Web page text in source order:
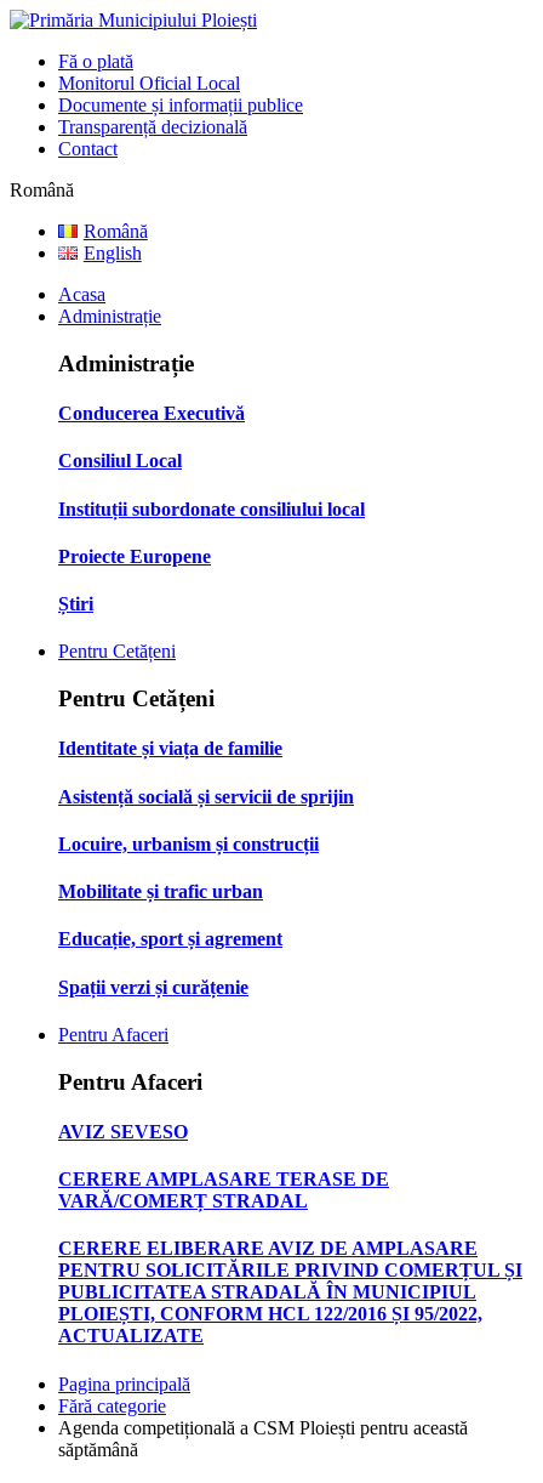
Fă o plată
Monitorul Oficial Local
Documente și informații publice
Transparență decizională
Contact
Română
Română
English
Acasa
Administrație
Administrație
Conducerea Executivă
Consiliul Local
Instituții subordonate consiliului local
Proiecte Europene
Știri
Pentru Cetățeni
Pentru Cetățeni
Identitate și viața de familie
Asistență socială și servicii de sprijin
Locuire, urbanism și construcții
Mobilitate și trafic urban
Educație, sport și agrement
Spații verzi și curățenie
Pentru Afaceri
Pentru Afaceri
AVIZ SEVESO
CERERE AMPLASARE TERASE DE
VARĂ/COMERȚ STRADAL
CERERE ELIBERARE AVIZ DE AMPLASARE
PENTRU SOLICITĂRILE PRIVIND COMERȚUL ȘI
PUBLICITATEA STRADALĂ ÎN MUNICIPIUL
PLOIEȘTI, CONFORM HCL 122/2016 ȘI 95/2022,
ACTUALIZATE
Pagina principală
Fără categorie
Agenda competițională a CSM Ploiești pentru această
săptămână